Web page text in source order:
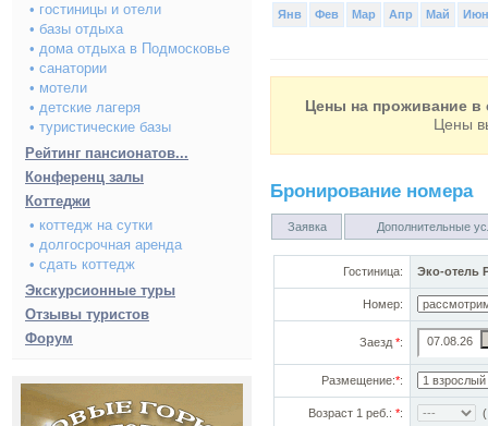
• гостиницы и отели
• базы отдыха
• дома отдыха в Подмосковье
• санатории
• мотели
• детские лагеря
• туристические базы
Рейтинг пансионатов...
Конференц залы
Коттеджи
• коттедж на сутки
• долгосрочная аренда
• сдать коттедж
Экскурсионные туры
Отзывы туристов
Форум
Янв Фев Мар Апр Май Июн
Цены на проживание в
Цены
Бронирование номера
Заявка Дополнительные
Гостиница: Эко-отель
Номер:
Заезд *:
Размещение:*:
Возраст 1 реб.: *: